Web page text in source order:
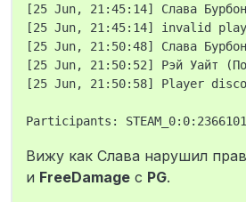
Стою на
подходит тип и
раза и убегает,
ранения и не
дорогу и
другой одежде
два раза и
понимаю, что
заманивают так
отыгрываю
[25 Jun, 21:45:14] Слава
[25 Jun, 21:45:14] invalid
[25 Jun, 21:50:48] Слава
[25 Jun, 21:50:52] Рэй Уайт
[25 Jun, 21:50:58] Player
Вижу как Слава нарушил
и FreeDamage с PG.